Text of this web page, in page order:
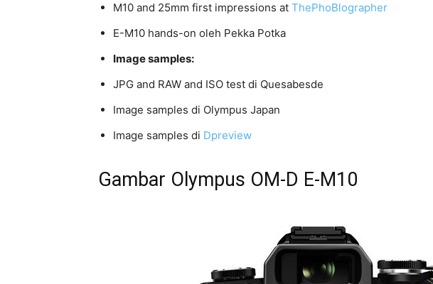
M10 and 25mm first impressions at ThePhoBlographer
E-M10 hands-on oleh Pekka Potka
Image samples:
JPG and RAW and ISO test di Quesabesde
Image samples di Olympus Japan
Image samples di Dpreview
Gambar Olympus OM-D E-M10